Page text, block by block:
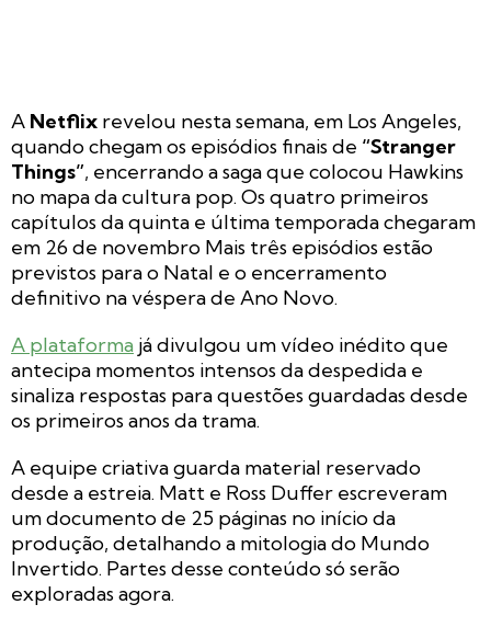
A Netflix revelou nesta semana, em Los Angeles,
quando chegam os episódios finais de “Stranger
Things”, encerrando a saga que colocou Hawkins
no mapa da cultura pop. Os quatro primeiros
capítulos da quinta e última temporada chegaram
em 26 de novembro Mais três episódios estão
previstos para o Natal e o encerramento
definitivo na véspera de Ano Novo.
A plataforma já divulgou um vídeo inédito que
antecipa momentos intensos da despedida e
sinaliza respostas para questões guardadas desde
os primeiros anos da trama.
A equipe criativa guarda material reservado
desde a estreia. Matt e Ross Duffer escreveram
um documento de 25 páginas no início da
produção, detalhando a mitologia do Mundo
Invertido. Partes desse conteúdo só serão
exploradas agora.